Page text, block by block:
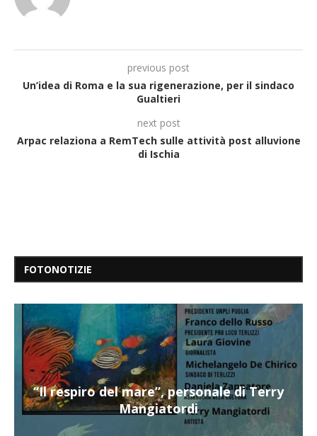
previous post
Un’idea di Roma e la sua rigenerazione, per il sindaco
Gualtieri
next post
Arpac relaziona a RemTech sulle attività post alluvione
di Ischia
FOTONOTIZIE
“Il respiro del mare”, personale di Terry
Mangiatordi